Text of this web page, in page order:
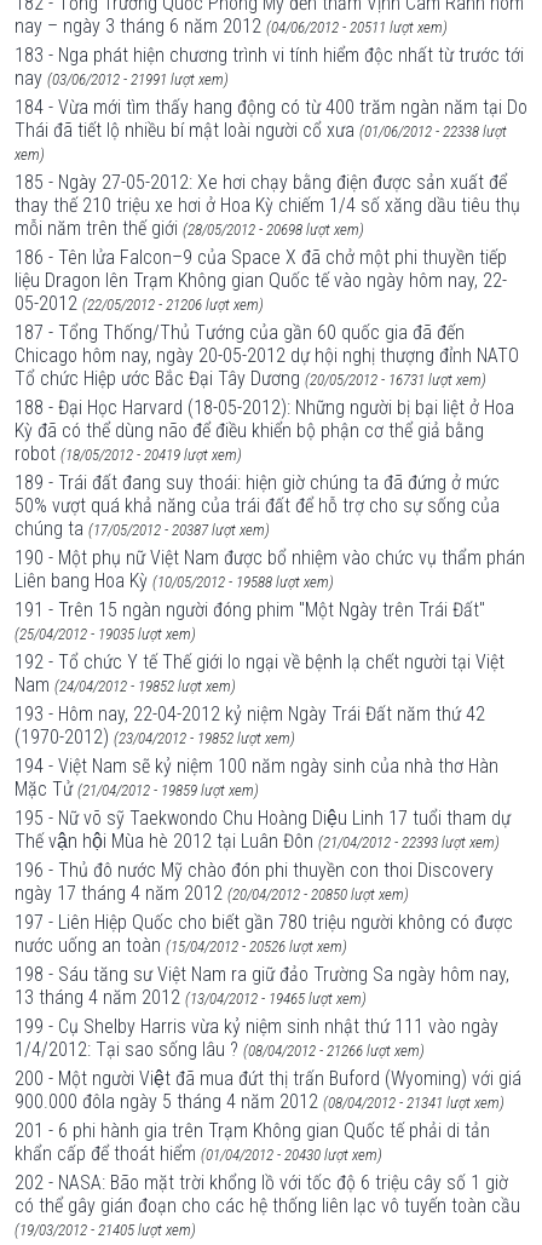
nay – ngày 3 tháng 6 năm 2012 (04/06/2012 - 20511 lượt xem)
183 - Nga phát hiện chương trình vi tính hiểm độc nhất từ trước tới
nay (03/06/2012 - 21991 lượt xem)
184 - Vừa mới tìm thấy hang động có từ 400 trăm ngàn năm tại Do
Thái đã tiết lộ nhiều bí mật loài người cổ xưa (01/06/2012 - 22338 lượt
xem)
185 - Ngày 27-05-2012: Xe hơi chạy bằng điện được sản xuất để
thay thế 210 triệu xe hơi ở Hoa Kỳ chiếm 1/4 số xăng dầu tiêu thụ
mỗi năm trên thế giới (28/05/2012 - 20698 lượt xem)
186 - Tên lửa Falcon–9 của Space X đã chở một phi thuyền tiếp
liệu Dragon lên Trạm Không gian Quốc tế vào ngày hôm nay, 22-
05-2012 (22/05/2012 - 21206 lượt xem)
187 - Tổng Thống/Thủ Tướng của gần 60 quốc gia đã đến
Chicago hôm nay, ngày 20-05-2012 dự hội nghị thượng đỉnh NATO
Tổ chức Hiệp ước Bắc Đại Tây Dương (20/05/2012 - 16731 lượt xem)
188 - Đại Học Harvard (18-05-2012): Những người bị bại liệt ở Hoa
Kỳ đã có thể dùng não để điều khiển bộ phận cơ thể giả bằng
robot (18/05/2012 - 20419 lượt xem)
189 - Trái đất đang suy thoái: hiện giờ chúng ta đã đứng ở mức
50% vượt quá khả năng của trái đất để hỗ trợ cho sự sống của
chúng ta (17/05/2012 - 20387 lượt xem)
190 - Một phụ nữ Việt Nam được bổ nhiệm vào chức vụ thẩm phán
Liên bang Hoa Kỳ (10/05/2012 - 19588 lượt xem)
191 - Trên 15 ngàn người đóng phim "Một Ngày trên Trái Đất"
(25/04/2012 - 19035 lượt xem)
192 - Tổ chức Y tế Thế giới lo ngại về bệnh lạ chết người tại Việt
Nam (24/04/2012 - 19852 lượt xem)
193 - Hôm nay, 22-04-2012 kỷ niệm Ngày Trái Đất năm thứ 42
(1970-2012) (23/04/2012 - 19852 lượt xem)
194 - Việt Nam sẽ kỷ niệm 100 năm ngày sinh của nhà thơ Hàn
Mặc Tử (21/04/2012 - 19859 lượt xem)
195 - Nữ võ sỹ Taekwondo Chu Hoàng Diệu Linh 17 tuổi tham dự
Thế vận hội Mùa hè 2012 tại Luân Đôn (21/04/2012 - 22393 lượt xem)
196 - Thủ đô nước Mỹ chào đón phi thuyền con thoi Discovery
ngày 17 tháng 4 năm 2012 (20/04/2012 - 20850 lượt xem)
197 - Liên Hiệp Quốc cho biết gần 780 triệu người không có được
nước uống an toàn (15/04/2012 - 20526 lượt xem)
198 - Sáu tăng sư Việt Nam ra giữ đảo Trường Sa ngày hôm nay,
13 tháng 4 năm 2012 (13/04/2012 - 19465 lượt xem)
199 - Cụ Shelby Harris vừa kỷ niệm sinh nhật thứ 111 vào ngày
1/4/2012: Tại sao sống lâu ? (08/04/2012 - 21266 lượt xem)
200 - Một người Việt đã mua đứt thị trấn Buford (Wyoming) với giá
900.000 đôla ngày 5 tháng 4 năm 2012 (08/04/2012 - 21341 lượt xem)
201 - 6 phi hành gia trên Trạm Không gian Quốc tế phải di tản
khẩn cấp để thoát hiểm (01/04/2012 - 20430 lượt xem)
202 - NASA: Bão mặt trời khổng lồ với tốc độ 6 triệu cây số 1 giờ
có thể gây gián đoạn cho các hệ thống liên lạc vô tuyến toàn cầu
(19/03/2012 - 21405 lượt xem)